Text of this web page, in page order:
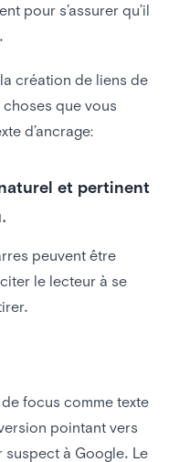
pour s’assurer qu’il
création de liens de
que vous
d’ancrage:
et pertinent
peuvent être
le lecteur à se
focus comme texte
pointant vers
suspect à Google. Le